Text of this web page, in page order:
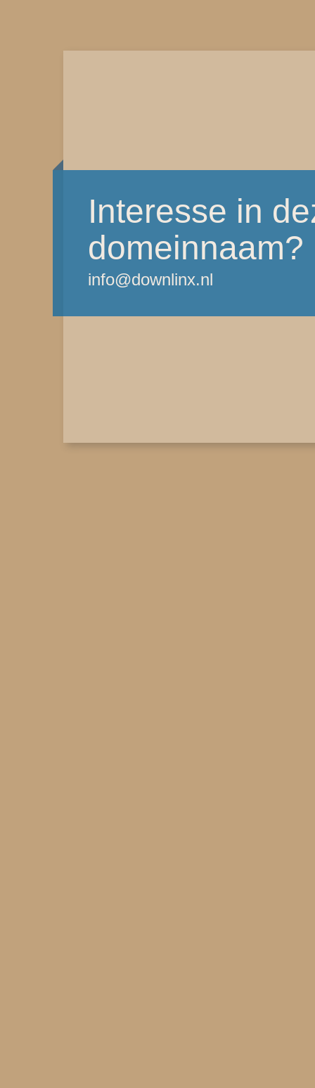
Interesse in
domeinnaam?
info@downlinx.nl